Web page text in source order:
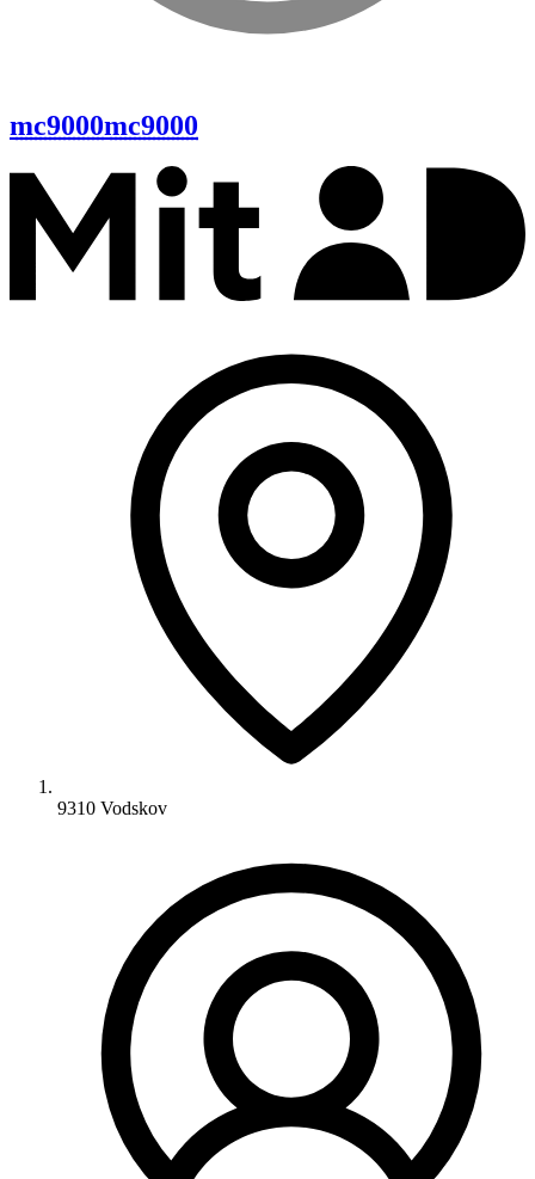
mc9000mc9000
9310 Vodskov